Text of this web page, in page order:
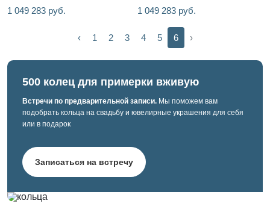
1 049 283 руб. 1 049 283 руб.
‹ 1 2 3 4 5 6 ›
500 колец для примерки вживую
Встречи по предварительной записи. Мы поможем вам
подобрать кольца на свадьбу и ювелирные украшения для себя
или в подарок
Записаться на встречу